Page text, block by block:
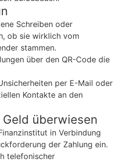
Schreiben oder
ob sie wirklich vom
stammen.
über den QR-Code die
per E-Mail oder
Kontakte an den
überwiesen
in Verbindung
der Zahlung ein.
telefonischer